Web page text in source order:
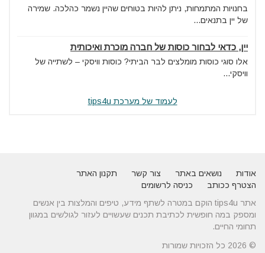
בחנויות המתמחות, ניתן להיות בטוחים שהיין נשמר כהלכה. שמירה
של יין בתנאים...
יין, כדאי לבחור כוסות של חברה מוכרת ואיכותית
אלו סוגי כוסות מומלצים לבר הביתי? כוסות וויסקי – לשתייה של
וויסקי...
לעמוד של מערכת tips4u
אודות נושאים באתר צור קשר
תקנון האתר
הצטרף ככותב
כניסה לרשומים
אתר tips4u הוקם במטרה לשתף מידע, טיפים והמלצות בין אנשים
ומספק במה חופשית לכתיבת תכנים שעשויים לעזור לגולשים במגוון
תחומי החיים.
© 2026 כל הזכויות שמורות